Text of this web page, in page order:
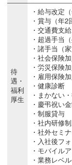
待
遇・
福利
厚生
・給与改定
・賞与（年2
・交通費支
・超過手当
・諸手当（
・社会保険
・労災保険
・雇用保険
・健康診断
・まかない
・慶弔祝い
・制服貸与
・社内研修
・社外セミ
・入社後フ
・モバイル
・業務レベ